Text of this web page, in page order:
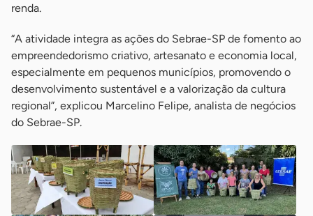
renda.
“A atividade integra as ações do Sebrae-SP de fomento ao
empreendedorismo criativo, artesanato e economia local,
especialmente em pequenos municípios, promovendo o
desenvolvimento sustentável e a valorização da cultura
regional”, explicou Marcelino Felipe, analista de negócios
do Sebrae-SP.